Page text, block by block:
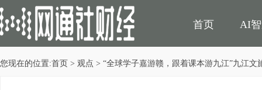
首页 AI
您现在的位置:首页 > 观点 > “全球学子嘉游赣，跟着课本游九江”九江文